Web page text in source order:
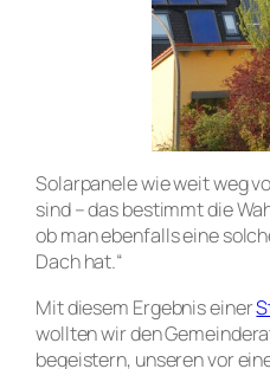
Solarpanele wie weit weg
sind – das bestimmt die
ob man ebenfalls eine
Dach hat.“
Mit diesem Ergebnis einer
wollten wir den
begeistern, unseren vor